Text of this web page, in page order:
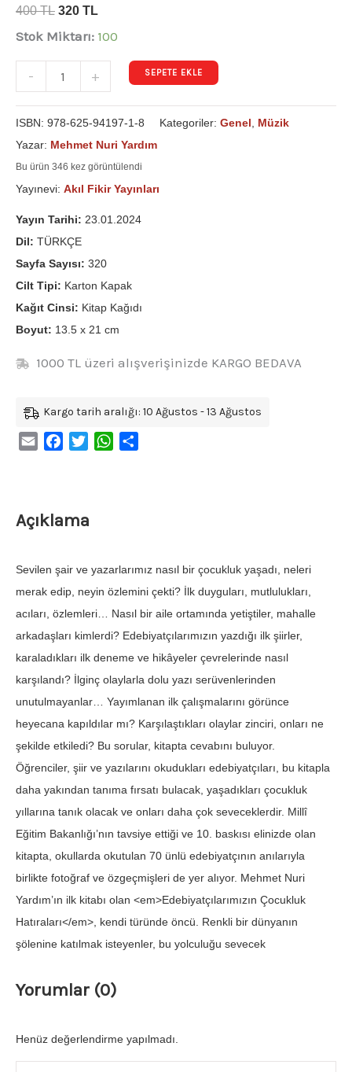
400TL 320 TL
Stok Miktarı: 100
- + SEPETE EKLE
ISBN: 978-625-94197-1-8 Kategoriler: Genel
Müzik
Yazar: Mehmet Nuri Yardım
Bu ürün 346 kez görüntülendi
Yayınevi: Akıl Fikir Yayınları
Yayın Tarihi: 23.01.2024
Dil: TÜRKÇE
Sayfa Sayısı: 320
Cilt Tipi: Karton Kapak
Kağıt Cinsi: Kitap Kağıdı
Boyut: 13.5 x 21 cm
1000 TL üzeri alışverişinizde KARGO BEDAVA
Kargo tarih aralığı: 10 Ağustos - 13 Ağustos
Email FacebookTwitterWhatsApp
Açıklama
Sevilen şair ve yazarlarımız nasıl bir çocukluk yaşadı, neleri
merak edip, neyin özlemini çekti? İlk duyguları, mutlulukları,
acıları, özlemleri… Nasıl bir aile ortamında yetiştiler, mahalle
arkadaşları kimlerdi? Edebiyatçılarımızın yazdığı ilk şiirler,
karaladıkları ilk deneme ve hikâyeler çevrelerinde nasıl
karşılandı? İlginç olaylarla dolu yazı serüvenlerinden
unutulmayanlar… Yayımlanan ilk çalışmalarını görünce
heyecana kapıldılar mı? Karşılaştıkları olaylar zinciri, onları ne
şekilde etkiledi? Bu sorular, kitapta cevabını buluyor.
Öğrenciler, şiir ve yazılarını okudukları edebiyatçıları, bu kitapla
daha yakından tanıma fırsatı bulacak, yaşadıkları çocukluk
yıllarına tanık olacak ve onları daha çok seveceklerdir. Millî
Eğitim Bakanlığı’nın tavsiye ettiği ve 10. baskısı elinizde olan
kitapta, okullarda okutulan 70 ünlü edebiyatçının anılarıyla
birlikte fotoğraf ve özgeçmişleri de yer alıyor. Mehmet Nuri
Yardım’ın ilk kitabı olan <em>Edebiyatçılarımızın Çocukluk
Hatıraları</em>, kendi türünde öncü. Renkli bir dünyanın
şölenine katılmak isteyenler, bu yolculuğu sevecek
Yorumlar (0)
Henüz değerlendirme yapılmadı.